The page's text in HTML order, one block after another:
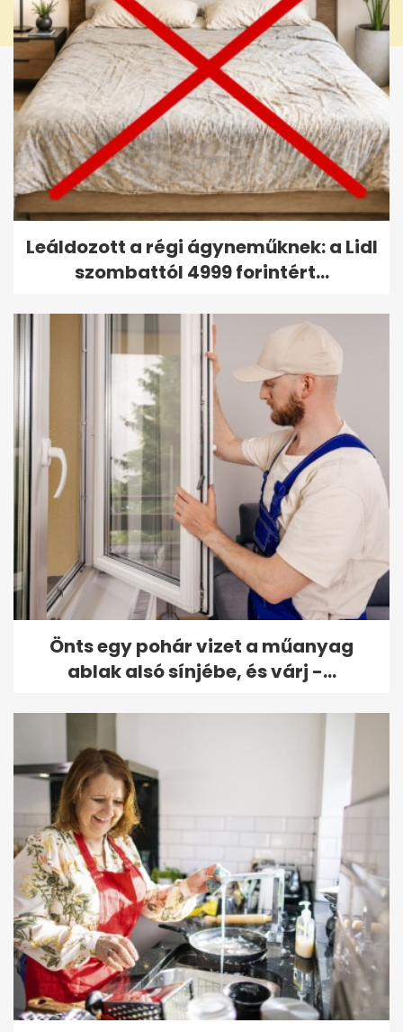
Leáldozott a régi ágyneműknek: a Lidl
szombattól 4999 forintért...
Önts egy pohár vizet a műanyag
ablak alsó sínjébe, és várj -...